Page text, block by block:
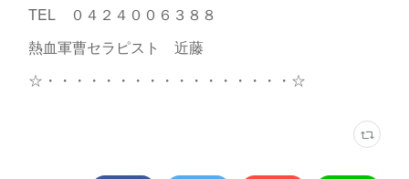
TEL ０４２４００６３８８
熱血軍曹セラピスト 近藤
☆・・・・・・・・・・・・・・・・・☆